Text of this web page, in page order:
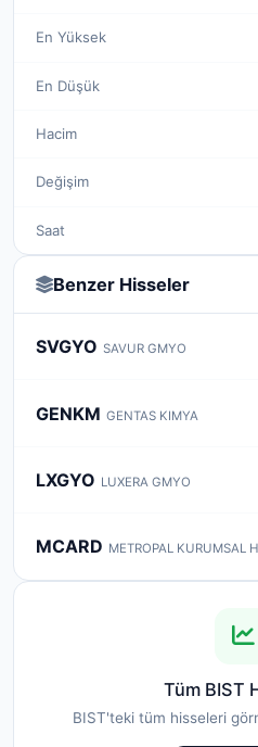
En Yüksek
En Düşük
Hacim
Değişim
Saat
Benzer Hisseler
SVGYO SAVUR GMYO
GENKM GENTAS KIMYA
LXGYO LUXERA GMYO
MCARD METROPAL KURUMSAL
Tüm BIST
BIST'teki tüm hisseleri